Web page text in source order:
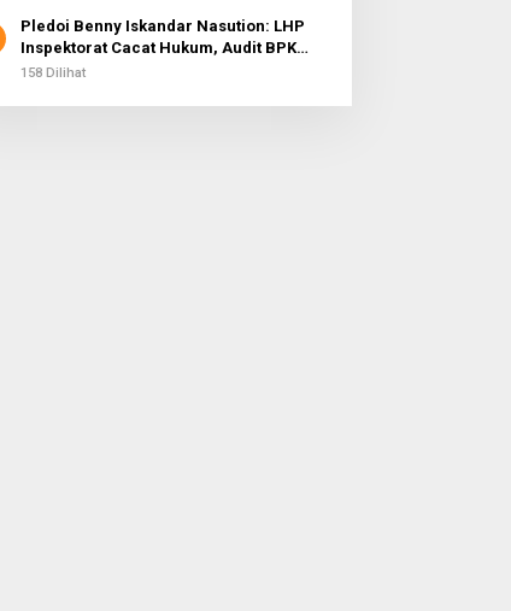
Pledoi Benny Iskandar Nasution: LHP
Inspektorat Cacat Hukum, Audit BPK
Nihil Temuan
158 Dilihat